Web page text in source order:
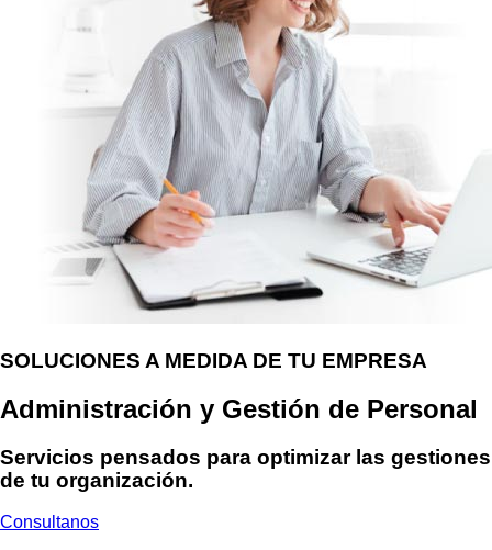
SOLUCIONES A MEDIDA DE TU EMPRESA
Administración y Gestión de Personal
Servicios pensados para optimizar las gestiones
de tu organización.
Consultanos